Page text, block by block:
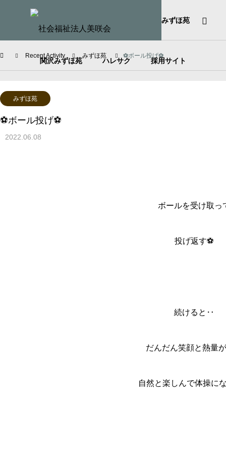
みずほ苑
関沢みずほ苑 ハレサク 採用サイト
Recent Activity みずほ苑 ⚽️ボール投げ⚽️
みずほ苑
⚽️ボール投げ⚽️
2022.06.08
ボールを受け取っ
投げ返す⚽️
続けると‥
だんだん笑顔と熱量
自然と楽しんで体操に